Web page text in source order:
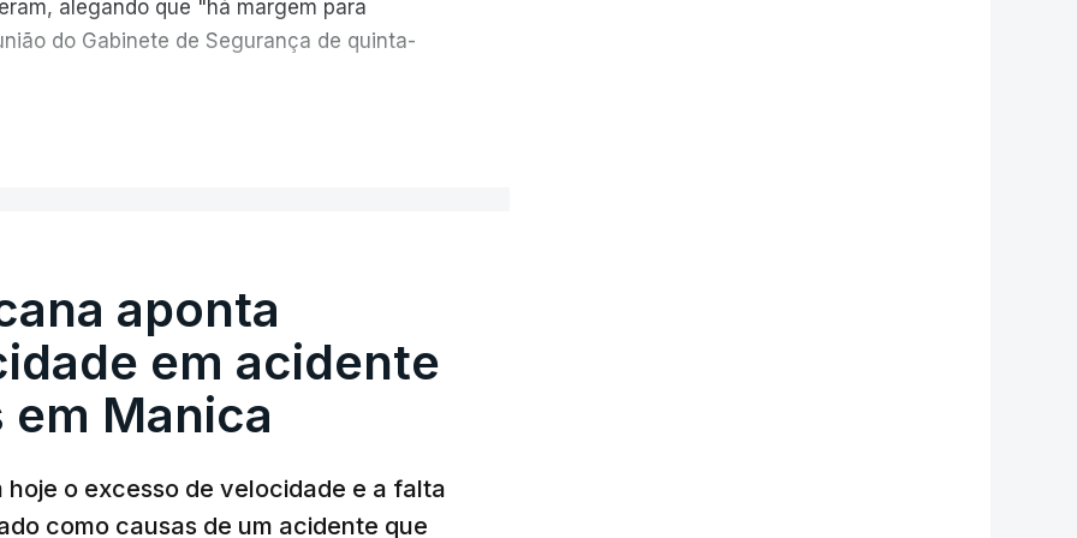
alegando que "há margem para
do Gabinete de Segurança de quinta-
recordou na sexta-feira que, após a reunião,
para a entrada em Gaza da Força
multinacional proposto no âmbito do
após a reunião do Gabinete de
Gaza, interrompidos desde segunda-
aponta
em acidente
Manica
o excesso de velocidade e a falta
como causas de um acidente que